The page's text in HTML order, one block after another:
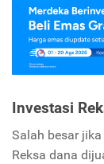
Investasi
Salah besar
Reksa dana